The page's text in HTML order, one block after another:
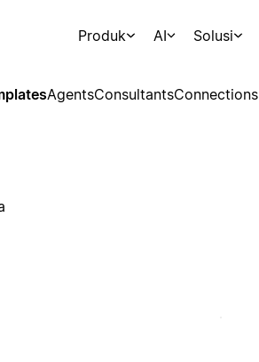
Produk AI Solusi
AgentsConsultantsConnections